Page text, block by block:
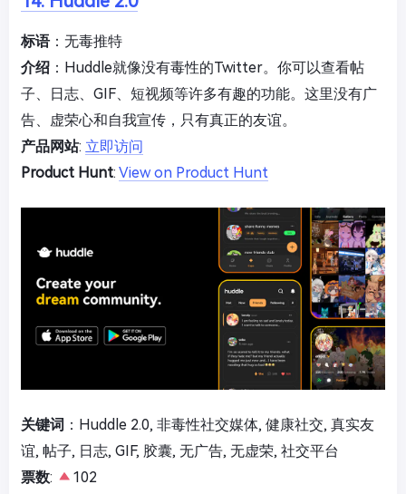
标语：无毒推特
介绍 ：Huddle就像没有毒性的Twitter。你可以查看帖
子、日志、GIF、短视频等许多有趣的功能。这里没有广
告、虚荣心和自我宣传，只有真正的友谊。
产品网站: 立即访问
Product Hunt: View on Product Hunt
关键词 ：Huddle 2.0, 非毒性社交媒体, 健康社交, 真实友
谊, 帖子, 日志, GIF, 胶囊, 无广告, 无虚荣, 社交平台
票数:
102